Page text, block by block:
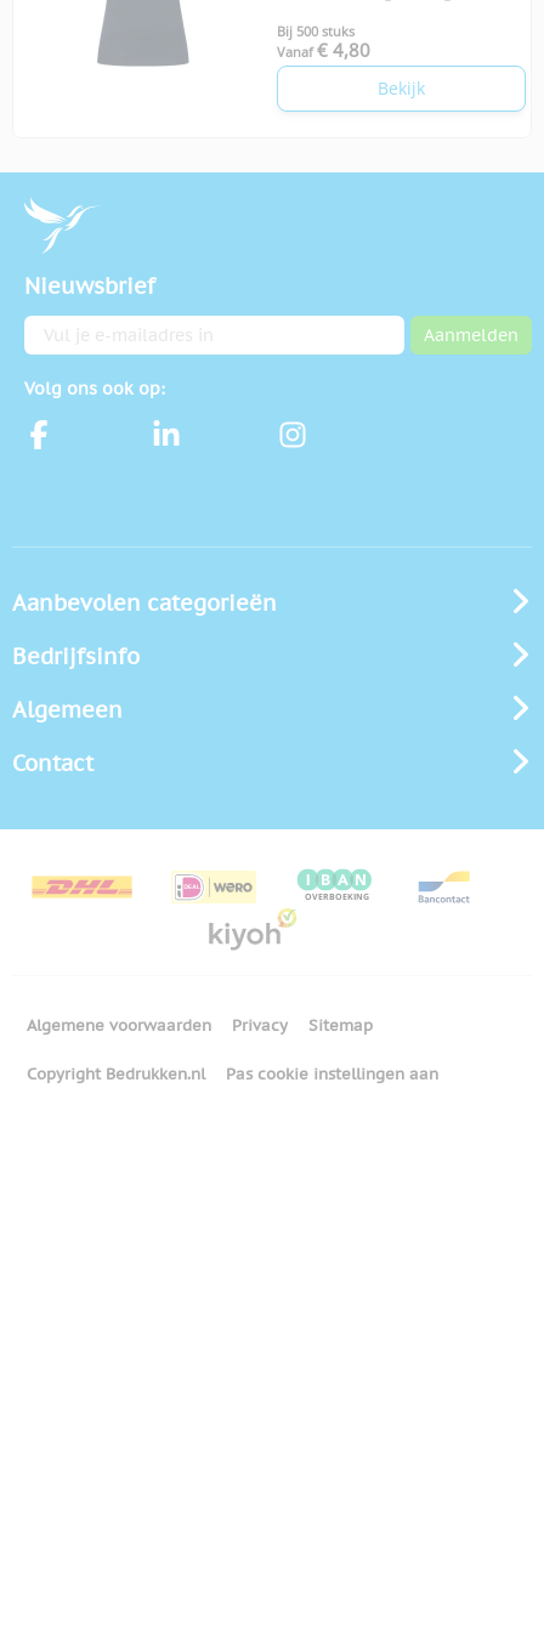
Bij 500 stuks
Vanaf € 4,80
Bekijk
Nieuwsbrief
E-mailadres Aanmelden
Volg ons ook op:
Aanbevolen categorieën
Bedrijfsinfo
Algemeen
Contact
Algemene voorwaarden Privacy Sitemap
Copyright Bedrukken.nl Pas cookie instellingen aan